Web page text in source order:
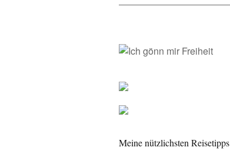
Meine nützlichsten Reisetipps